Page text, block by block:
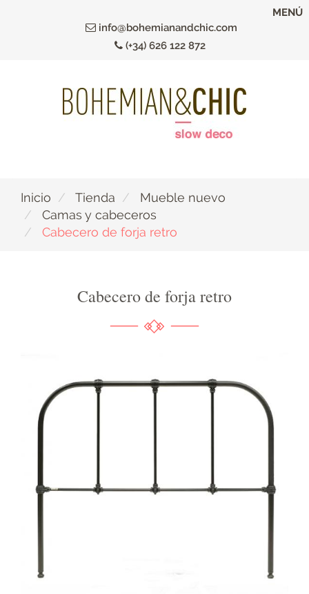
info@bohemianandchic.com
(+34) 626 122 872
MENÚ
Inicio Tienda
Mueble nuevo
Camas y cabeceros
Cabecero de forja retro
Cabecero de forja retro